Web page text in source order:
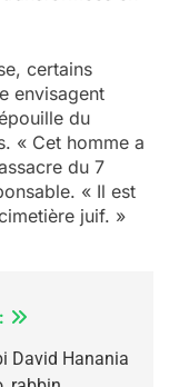
certains
envisagent
du
« Cet homme a
du 7
« Il est
juif. »
David Hanania
RÉSILIENTE :
REVENDIQUE
par Thérèse
MANQUE –
de